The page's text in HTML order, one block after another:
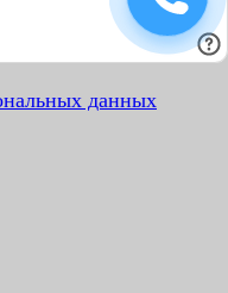
данных